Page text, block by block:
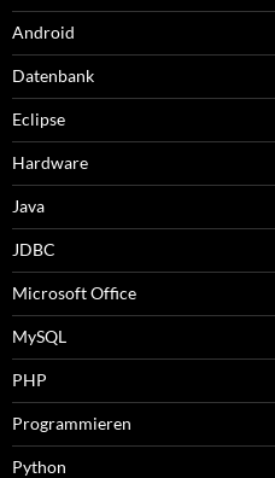
Android
Datenbank
Eclipse
Hardware
Java
JDBC
Microsoft Office
MySQL
PHP
Programmieren
Python